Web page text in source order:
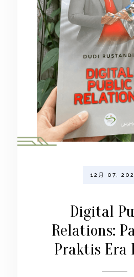
12月 07,
Digital
Relations:
Praktis Era